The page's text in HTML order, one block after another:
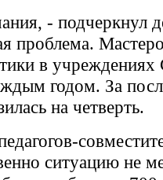
- подчеркнул
проблема.
в
годом. За
на четверть.
ситуацию не